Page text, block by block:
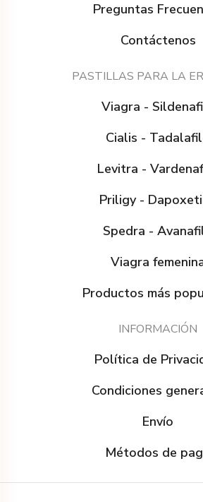
Preguntas
Contáctenos
PASTILLAS PARA LA
Viagra -
Cialis -
Levitra -
Priligy -
Spedra -
Viagra
Productos más
INFORMACIÓN
Política de
Condiciones
Envío
Métodos de